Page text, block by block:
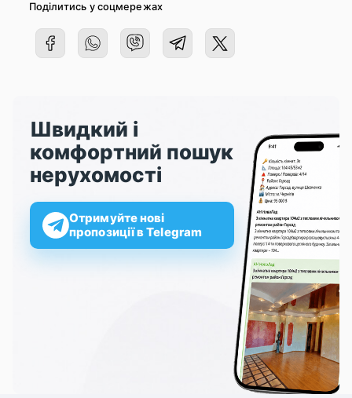
Поділитись у соцмережах
Швидкий і
комфортний пошук
нерухомості
Отримуйте нові
пропозиції в Telegram